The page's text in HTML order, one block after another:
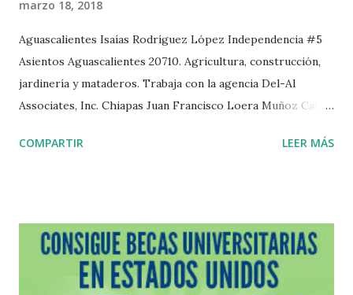
marzo 18, 2018
Aguascalientes Isaías Rodríguez López Independencia #5
Asientos Aguascalientes 20710. Agricultura, construcción,
jardinería y mataderos. Trabaja con la agencia Del-Al
Associates, Inc. Chiapas Juan Francisco Loera Muñoz Calle
Confederación Nacional de Productores Mexicanos, S.A.
Serdan #115 Francisco I. Madero Durango 34770.Trabaja
con la agencia Del-Al Associates, Inc. José Guillermo
Mathus Fonseca Adelfa #17 Local 2 Fraccionamiento
COMPARTIR LEER MÁS